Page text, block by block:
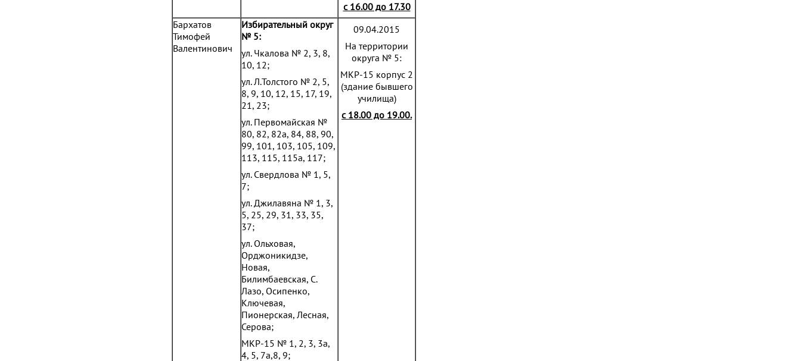
с 16.00 до 17.30
Бархатов
Тимофей
Валентинович
Избирательный округ
№ 5:
ул. Чкалова № 2, 3, 8,
10, 12;
ул. Л.Толстого № 2, 5,
8, 9, 10, 12, 15, 17, 19,
21, 23;
ул. Первомайская №
80, 82, 82а, 84, 88, 90,
99, 101, 103, 105, 109,
113, 115, 115а, 117;
ул. Свердлова № 1, 5,
7;
ул. Джилавяна № 1, 3,
5, 25, 29, 31, 33, 35,
37;
ул. Ольховая,
Орджоникидзе,
Новая,
Билимбаевская, С.
Лазо, Осипенко,
Ключевая,
Пионерская, Лесная,
Серова;
МКР-15 № 1, 2, 3, 3а,
4, 5, 7а,8, 9;
09.04.2015
На территории
округа № 5:
МКР-15 корпус 2
(здание бывшего
училища)
с 18.00 до 19.00.